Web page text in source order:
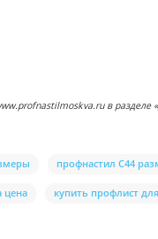
в разделе
профнастил С44
цена купить профлист